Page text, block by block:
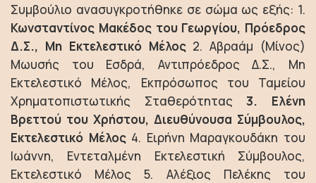
Συμβούλιο ανασυγκροτήθηκε σε σώμα ως εξής: 1.
Κωνσταντίνος Μακέδος του Γεωργίου, Πρόεδρος
Δ.Σ., Μη Εκτελεστικό Μέλος 2. Αβραάμ (Μίνος)
Μωυσής του Εσδρά, Αντιπρόεδρος Δ.Σ., Μη
Εκτελεστικό Μέλος, Εκπρόσωπος του Ταμείου
Χρηματοπιστωτικής Σταθερότητας 3. Ελένη
Βρεττού του Χρήστου, Διευθύνουσα Σύμβουλος,
Εκτελεστικό Μέλος4. Ειρήνη Μαραγκουδάκη του
Ιωάννη, Εντεταλμένη Εκτελεστική Σύμβουλος,
Εκτελεστικό Μέλος 5. Αλέξιος Πελέκης του